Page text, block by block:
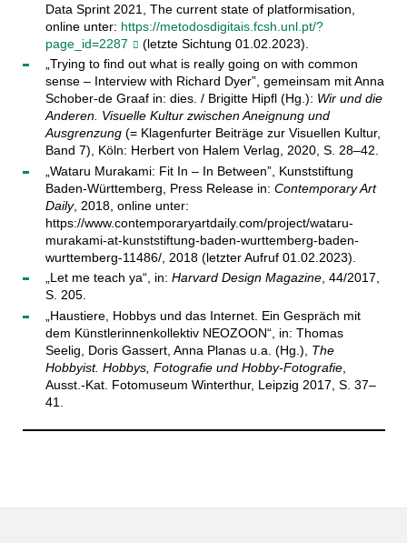
Data Sprint 2021, The current state of platformisation,
online unter: https://metodosdigitais.fcsh.unl.pt/?
page_id=2287
(letzte Sichtung 01.02.2023).
„Trying to find out what is really going on with common
sense – Interview with Richard Dyer”, gemeinsam mit Anna
Schober-de Graaf in: dies. / Brigitte Hipfl (Hg.): Wir und die
Anderen. Visuelle Kultur zwischen Aneignung und
Ausgrenzung(= Klagenfurter Beiträge zur Visuellen Kultur,
Band 7), Köln: Herbert von Halem Verlag, 2020, S. 28–42.
„Wataru Murakami: Fit In – In Between”, Kunststiftung
Baden-Württemberg, Press Release in: Contemporary Art
Daily, 2018, online unter:
https://www.contemporaryartdaily.com/project/wataru-
murakami-at-kunststiftung-baden-wurttemberg-baden-
wurttemberg-11486/, 2018 (letzter Aufruf 01.02.2023).
„Let me teach ya“, in: Harvard Design Magazine, 44/2017,
S. 205.
„Haustiere, Hobbys und das Internet. Ein Gespräch mit
dem Künstlerinnenkollektiv NEOZOON“, in: Thomas
Seelig, Doris Gassert, Anna Planas u.a. (Hg.), The
Hobbyist. Hobbys, Fotografie und Hobby-Fotografie,
Ausst.-Kat. Fotomuseum Winterthur, Leipzig 2017, S. 37–
41.